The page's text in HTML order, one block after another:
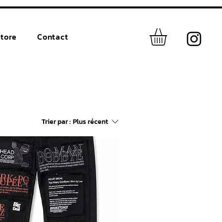
Contact
Trier par : Plus récent